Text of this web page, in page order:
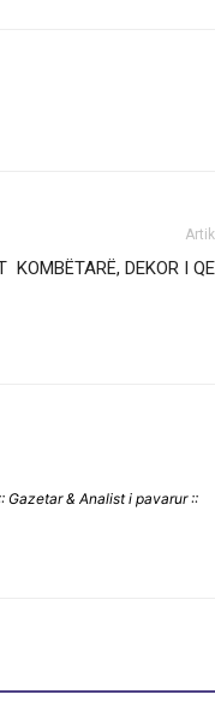
KOMBËTARË, DEKOR I
Gazetar & Analist i pavarur ::